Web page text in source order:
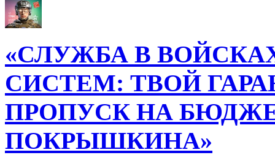
«СЛУЖБА В
СИСТЕМ: ТВОЙ
ПРОПУСК НА
ПОКРЫШКИНА»